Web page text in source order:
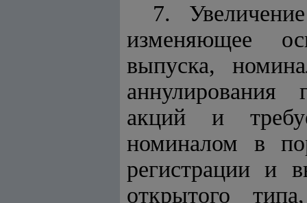
7.
изменяющее
выпуска,
аннулирования
акций и
номиналом в
регистрации и
открытого